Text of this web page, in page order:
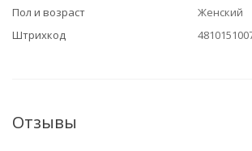
Пол и возраст
Женский
Штрихкод
Отзывы